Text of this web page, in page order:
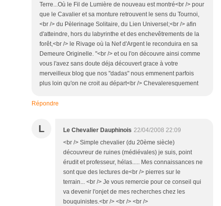
Terre...Où le Fil de Lumière de nouveau est montré<br /> pour
que le Cavalier et sa monture retrouvent le sens du Tournoi,
<br /> du Pèlerinage Solitaire, du Lien Universel;<br /> afin
d'atteindre, hors du labyrinthe et des enchevêtrements de la
forêt,<br /> le Rivage où la Nef d'Argent le reconduira en sa
Demeure Originelle. "<br /> et ou l'on découvre ainsi comme
vous l'avez sans doute déja découvert grace à votre
merveilleux blog que nos "dadas" nous emmenent parfois
plus loin qu'on ne croit au départ<br /> Chevaleresquement
Répondre
L Le Chevalier Dauphinois 22/04/2008 22:09
<br /> Simple chevalier (du 20ème siècle)
découvreur de ruines (médiévales) je suis, point
érudit et professeur, hélas..... Mes connaissances ne
sont que des lectures de<br /> pierres sur le
terrain... <br /> Je vous remercie pour ce conseil qui
va devenir l'onjet de mes recherches chez les
bouquinistes.<br /> <br /> <br />